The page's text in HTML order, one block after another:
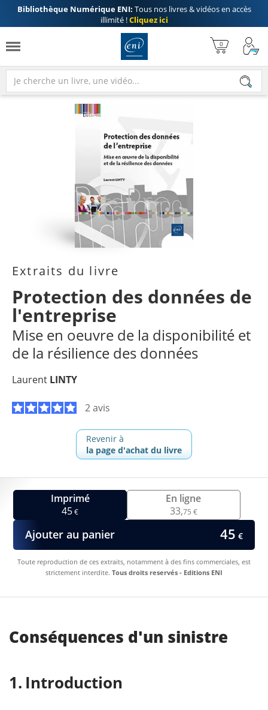
Bibliothèque Numérique ENI: Tous nos livres & vidéos en accès
illimité !Cliquez ici
Extraits du livre
Protection des données de
l'entreprise
Mise en oeuvre de la disponibilité et
de la résilience des données
Laurent LINTY
2 avis
Revenir à
la page d'achat du livre
Imprimé
45€
En ligne
33,75 €
Ajouter au panier 45 €
Toute reproduction de ces extraits, notamment à des fins commerciales, est
strictement interdite. Tous droits reservés - Editions ENI
Conséquences d'un sinistre
Introduction